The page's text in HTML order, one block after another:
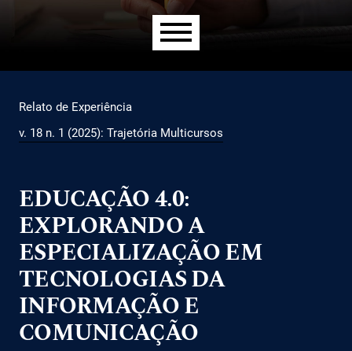
Relato de Experiência
v. 18 n. 1 (2025): Trajetória Multicursos
EDUCAÇÃO 4.0:
EXPLORANDO A
ESPECIALIZAÇÃO EM
TECNOLOGIAS DA
INFORMAÇÃO E
COMUNICAÇÃO